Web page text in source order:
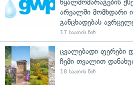
წყალმომარაგების
არეალში მომხდარი
განცხადებას
17 საათის წინ
ცვალებადი ფერები
ჩემი თვალით
18 საათის წინ